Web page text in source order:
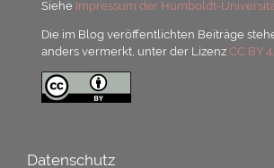
Siehe Impressum der Humboldt-
Die im Blog veröffentlichten Beiträge
anders vermerkt, unter der LizenzCC BY
Datenschutz